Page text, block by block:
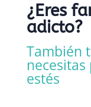
¿Eres
adicto?
También
necesitas
estés